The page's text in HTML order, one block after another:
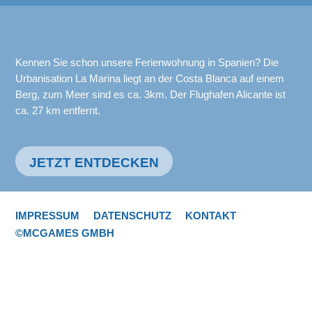
Kennen Sie schon unsere Ferienwohnung in Spanien? Die
Urbanisation La Marina liegt an der Costa Blanca auf einem
Berg, zum Meer sind es ca. 3km. Der Flughafen Alicante ist
ca. 27 km entfernt.
JETZT ENTDECKEN
IMPRESSUM DATENSCHUTZ
KONTAKT
©MCGAMES GMBH